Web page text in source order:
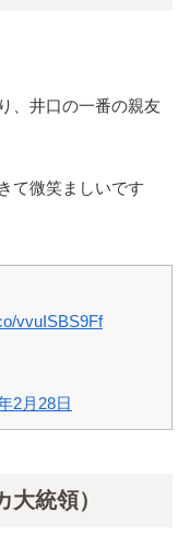
、井口の一番の親友
て微笑ましいです
vvuISBS9Ff
2月28日
統領）